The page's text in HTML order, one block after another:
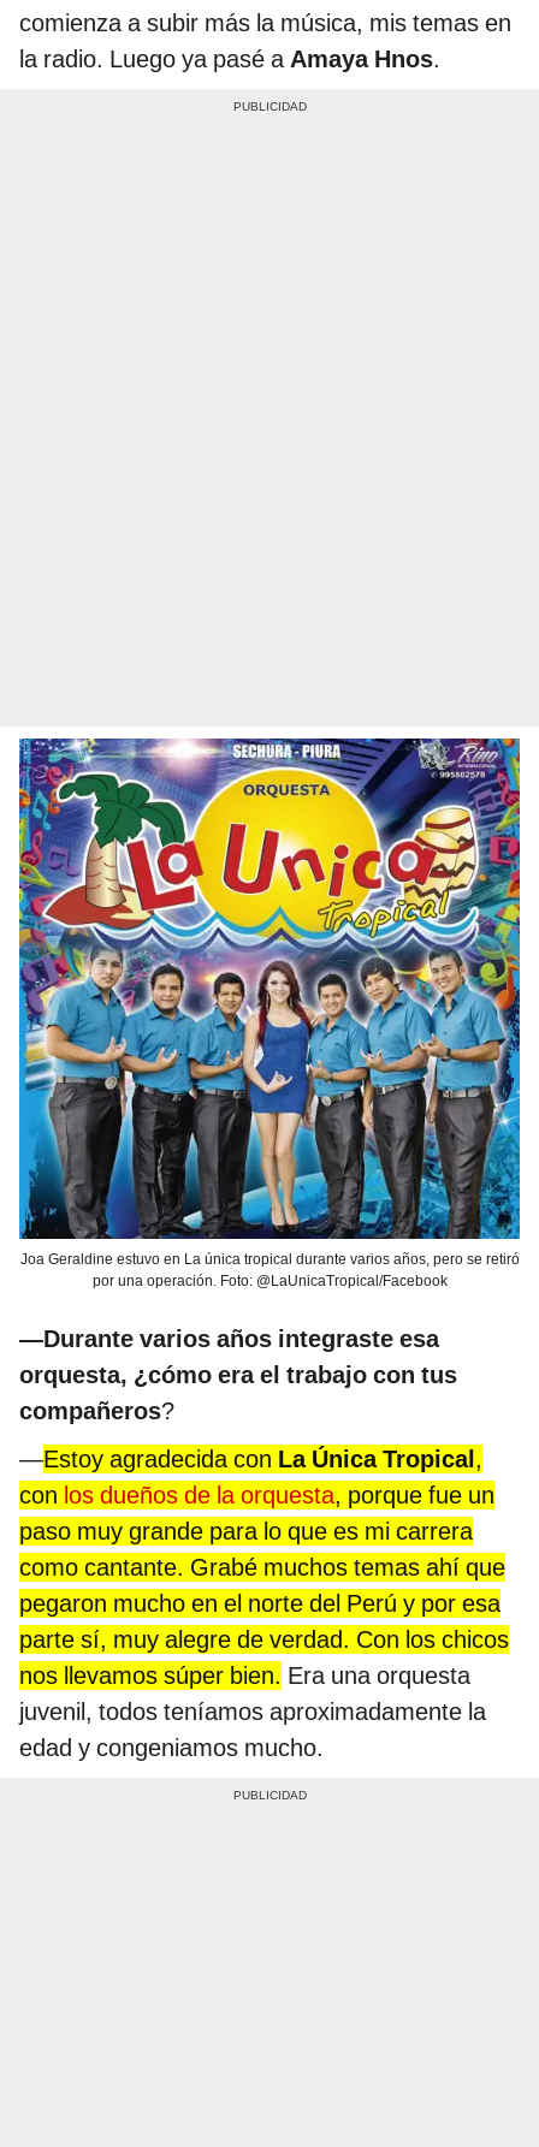
comienza a subir más la música, mis temas en
la radio. Luego ya pasé aAmaya Hnos.
Joa Geraldine estuvo en La única tropical durante varios años, pero se retiró
por una operación. Foto: @LaUnicaTropical/Facebook
—Durante varios años integraste esa
orquesta, ¿cómo era el trabajo con tus
compañeros?
—Estoy agradecida con La Única Tropical,
con los dueños de la orquesta, porque fue un
paso muy grande para lo que es mi carrera
como cantante. Grabé muchos temas ahí que
pegaron mucho en el norte del Perú y por esa
parte sí, muy alegre de verdad. Con los chicos
nos llevamos súper bien. Era una orquesta
juvenil, todos teníamos aproximadamente la
edad y congeniamos mucho.